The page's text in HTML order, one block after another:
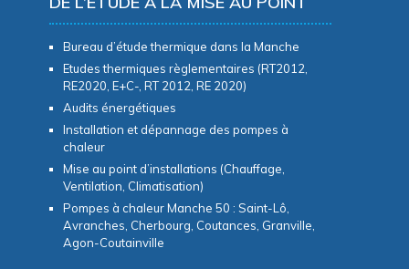
Bureau d’étude thermique dans la Manche
Etudes thermiques règlementaires (RT2012,
RE2020, E+C-, RT 2012, RE 2020)
Audits énergétiques
Installation et dépannage des pompes à
chaleur
Mise au point d’installations (Chauffage,
Ventilation, Climatisation)
Pompes à chaleur Manche 50 : Saint-Lô,
Avranches, Cherbourg, Coutances, Granville,
Agon-Coutainville